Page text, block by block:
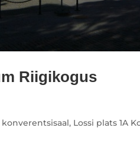
Riigikogus
Lossi plats 1A